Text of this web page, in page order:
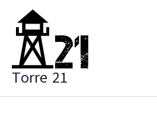
contenuto
Torre 21